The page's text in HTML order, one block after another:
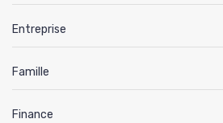
Entreprise
Famille
Finance